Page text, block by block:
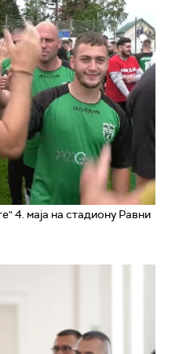
4. маја на стадиону Равни